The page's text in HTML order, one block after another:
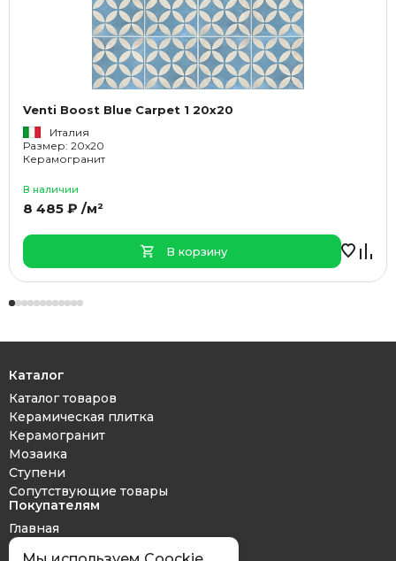
Venti Boost Blue Carpet 1 20x20
Италия
Размер: 20x20
Керамогранит
В наличии
8 485 ₽ /м²
В корзину
Каталог
Каталог товаров
Керамическая плитка
Керамогранит
Мозаика
Ступени
Сопутствующие товары
Покупателям
Главная
Дизайн проект